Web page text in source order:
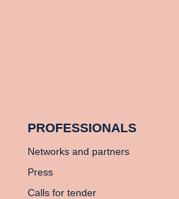
PROFESSIONALS
Networks and partners
Press
Calls for tender